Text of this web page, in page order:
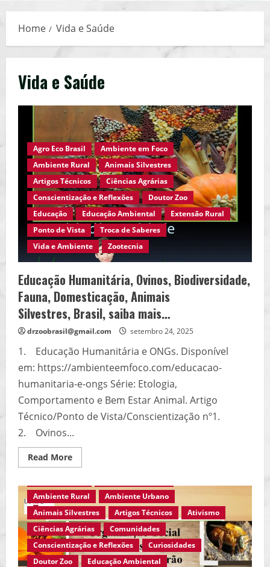
Home Vida e Saúde
Vida e Saúde
Agro Eco Brasil
Ambiente em Foco
Ambiente Rural
Animais Silvestres
Artigos Técnicos
Ciências Agrárias
Conscientização e Reflexões
Doutor Zoo
Educação
Educação Ambiental
Extensão Rural
Ponto de Vista
Troca de Saberes
Vida e Ambiente
Zootecnia
Educação Humanitária, Ovinos, Biodiversidade,
Fauna, Domesticação, Animais
Silvestres, Brasil, saiba mais…
drzoobrasil@gmail.com setembro 24, 2025
1. Educação Humanitária e ONGs. Disponível
em: https://ambienteemfoco.com/educacao-
humanitaria-e-ongs Série: Etologia,
Comportamento e Bem Estar Animal. Artigo
Técnico/Ponto de Vista/Conscientização nº1.
2. Ovinos...
Read MoreRead
more
Humanitária,
Ovinos,
Biodiversidade,
Fauna,
Domesticação,
Animais
Silvestres, Brasil,
saiba
mais…
Ambiente Rural
Ambiente Urbano
Animais Silvestres
Artigos Técnicos
Ativismo
Ciências Agrárias
Comunidades
Conscientização e Reflexões
Curiosidades
Doutor Zoo
Educação Ambiental